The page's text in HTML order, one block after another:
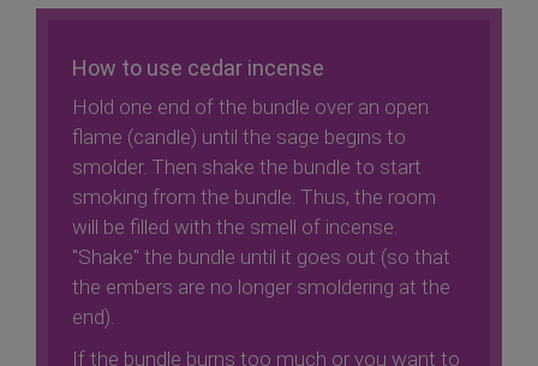
How to use cedar incense
Hold one end of the bundle over an open
flame (candle) until the sage begins to
smolder. Then shake the bundle to start
smoking from the bundle. Thus, the room
will be filled with the smell of incense.
"Shake" the bundle until it goes out (so that
the embers are no longer smoldering at the
end).
If the bundle burns too much or you want to